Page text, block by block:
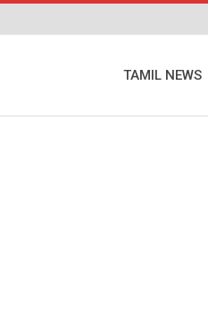
TAMIL NEWS